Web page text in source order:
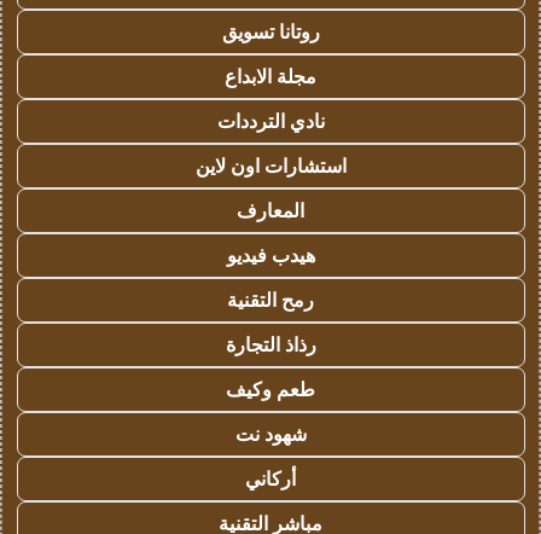
روتانا تسويق
مجلة الابداع
نادي الترددات
استشارات اون لاين
المعارف
هيدب فيديو
رمح التقنية
رذاذ التجارة
طعم وكيف
شهود نت
أركاني
مباشر التقنية